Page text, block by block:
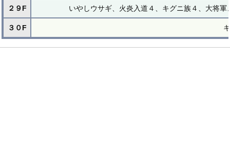
２９F いやしウサギ、火炎入道４、キグニ族４、大将
３０F